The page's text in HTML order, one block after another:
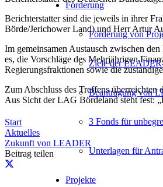
Förderung
Förderung von
Ziele der
Beantragung von
3 Fonds für
Unterlagen für
Projekte
Berichterstatter sind die jeweils in ihrer
Börde/Jerichower Land) und Herr Artur
Im gemeinsamen Austausch zwischen
es, die Vorschläge des Mehrjährigen
Regierungsfraktionen sowie die
Zum Abschluss des Treffens
Aus Sicht der LAG Bördeland steht fest:
Start
Aktuelles
Zukunft von LEADER
Beitrag teilen